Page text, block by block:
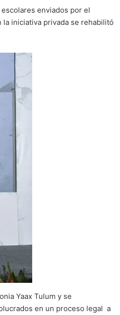
enviados por el
la iniciativa privada se rehabilitó
Yaax Tulum y se
en un proceso legal a